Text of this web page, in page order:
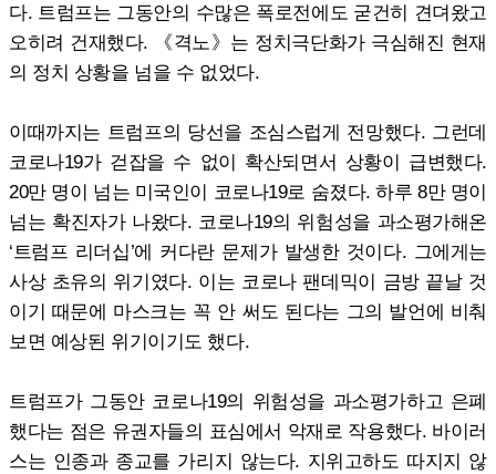
다. 트럼프는 그동안의 수많은 폭로전에도 굳건히 견뎌왔고
오히려 건재했다. 《격노》는 정치극단화가 극심해진 현재
의 정치 상황을 넘을 수 없었다.
이때까지는 트럼프의 당선을 조심스럽게 전망했다. 그런데
코로나19가 걷잡을 수 없이 확산되면서 상황이 급변했다.
20만 명이 넘는 미국인이 코로나19로 숨졌다. 하루 8만 명이
넘는 확진자가 나왔다. 코로나19의 위험성을 과소평가해온
‘트럼프 리더십’에 커다란 문제가 발생한 것이다. 그에게는
사상 초유의 위기였다. 이는 코로나 팬데믹이 금방 끝날 것
이기 때문에 마스크는 꼭 안 써도 된다는 그의 발언에 비춰
보면 예상된 위기이기도 했다.
트럼프가 그동안 코로나19의 위험성을 과소평가하고 은폐
했다는 점은 유권자들의 표심에서 악재로 작용했다. 바이러
스는 인종과 종교를 가리지 않는다. 지위고하도 따지지 않